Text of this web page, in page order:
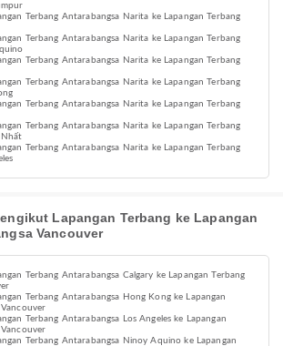
Terbang Antarabangsa Narita ke Lapangan Terbang
Terbang Antarabangsa Narita ke Lapangan Terbang
Terbang Antarabangsa Narita ke Lapangan Terbang
Terbang Antarabangsa Narita ke Lapangan Terbang
Terbang Antarabangsa Narita ke Lapangan Terbang
Terbang Antarabangsa Narita ke Lapangan Terbang
Nhất
Terbang Antarabangsa Narita ke Lapangan Terbang
Lapangan Terbang ke Lapangan
Vancouver
Terbang Antarabangsa Calgary ke Lapangan Terbang
Terbang Antarabangsa Hong Kong ke Lapangan
Terbang Antarabangsa Los Angeles ke Lapangan
Terbang Antarabangsa Ninoy Aquino ke Lapangan